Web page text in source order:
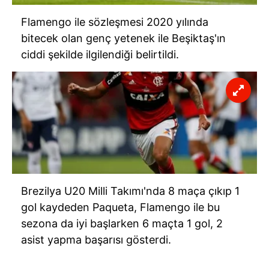
Flamengo ile sözleşmesi 2020 yılında
bitecek olan genç yetenek ile Beşiktaş'ın
ciddi şekilde ilgilendiği belirtildi.
Brezilya U20 Milli Takımı'nda 8 maça çıkıp 1
gol kaydeden Paqueta, Flamengo ile bu
sezona da iyi başlarken 6 maçta 1 gol, 2
asist yapma başarısı gösterdi.